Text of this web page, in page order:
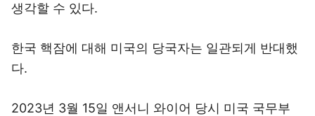
생각할 수 있다.
한국 핵잠에 대해 미국의 당국자는 일관되게 반대했
다.
2023년 3월 15일 앤서니 와이어 당시 미국 국무부